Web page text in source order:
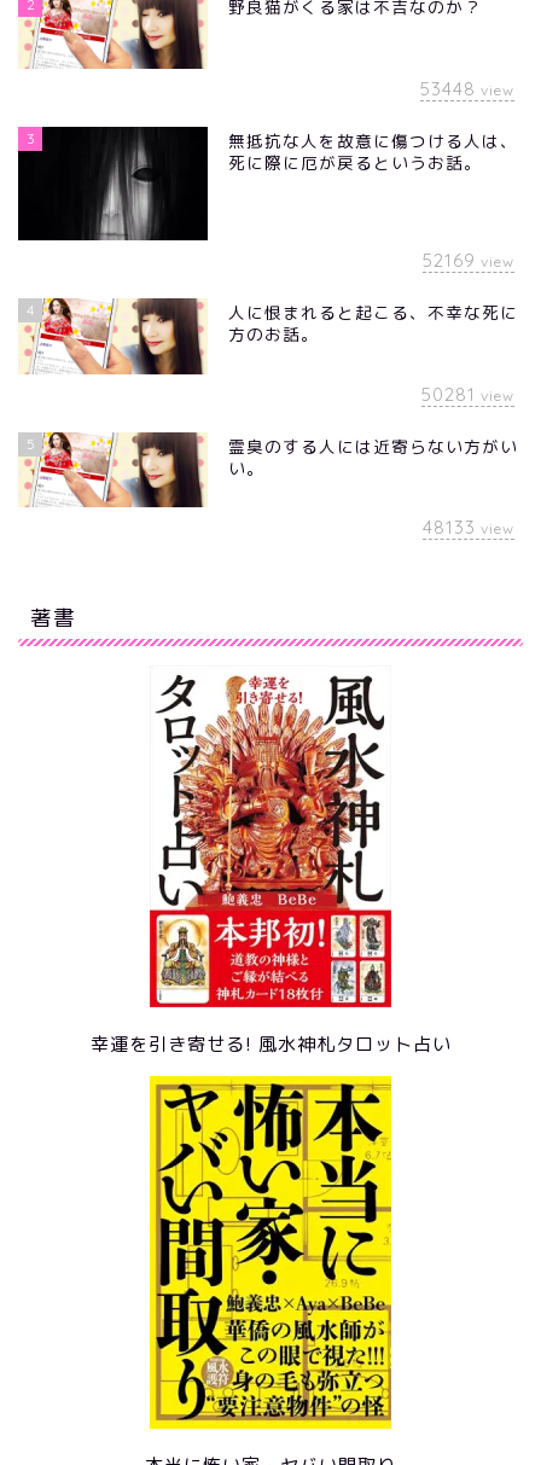
2 野良猫がくる家は不吉なのか？
53448 view
3
無抵抗な人を故意に傷つける人は、
死に際に厄が戻るというお話。
52169 view
4
人に恨まれると起こる、不幸な死に
方のお話。
50281 view
5
霊臭のする人には近寄らない方がい
い。
48133 view
著書
幸運を引き寄せる! 風水神札タロット占い